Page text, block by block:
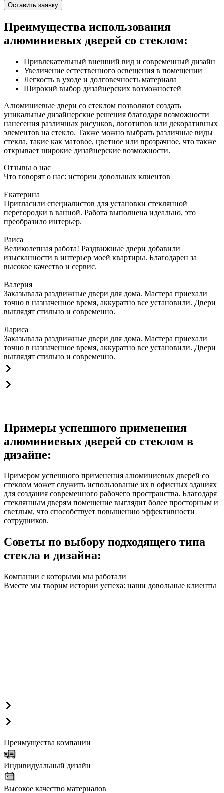
Оставить заявку
Преимущества использования
алюминиевых дверей со стеклом:
Привлекательный внешний вид и современный дизайн
Увеличение естественного освещения в помещении
Легкость в уходе и долговечность материала
Широкий выбор дизайнерских возможностей
Алюминиевые двери со стеклом позволяют создать
уникальные дизайнерские решения благодаря возможности
нанесения различных рисунков, логотипов или декоративных
элементов на стекло. Также можно выбрать различные виды
стекла, такие как матовое, цветное или прозрачное, что также
открывает широкие дизайнерские возможности.
Отзывы о нас
Что говорят о нас: истории довольных клиентов
Екатерина
Пригласили специалистов для установки стеклянной
перегородки в ванной. Работа выполнена идеально, это
преобразило интерьер.
Раиса
Великолепная работа! Раздвижные двери добавили
изысканности в интерьер моей квартиры. Благодарен за
высокое качество и сервис.
Валерия
Заказывала раздвижные двери для дома. Мастера приехали
точно в назначенное время, аккуратно все установили. Двери
выглядят стильно и современно.
Лариса
Заказывала раздвижные двери для дома. Мастера приехали
точно в назначенное время, аккуратно все установили. Двери
выглядят стильно и современно.
Примеры успешного применения
алюминиевых дверей со стеклом в
дизайне:
Примером успешного применения алюминиевых дверей со
стеклом может служить использование их в офисных зданиях
для создания современного рабочего пространства. Благодаря
стеклянным дверям помещение выглядит более просторным и
светлым, что способствует повышению эффективности
сотрудников.
Советы по выбору подходящего типа
стекла и дизайна:
Компании с которыми мы работали
Вместе мы творим истории успеха: наши довольные клиенты
Преимущества компании
Индивидуальный дизайн
Высокое качество материалов